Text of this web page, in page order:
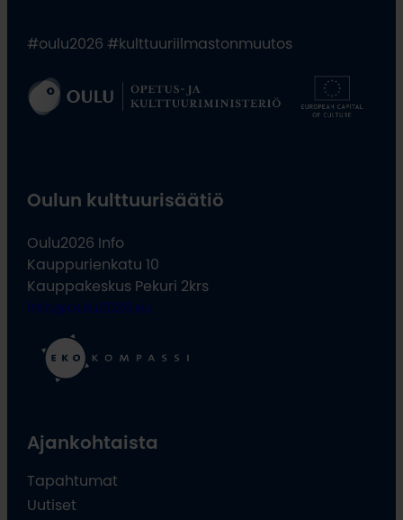
#oulu2026 #kulttuuriilmastonmuutos
Oulun kulttuurisäätiö
Oulu2026 Info
Kauppurienkatu 10
Kauppakeskus Pekuri 2krs
info@oulu2026.eu
Ajankohtaista
Tapahtumat
Uutiset